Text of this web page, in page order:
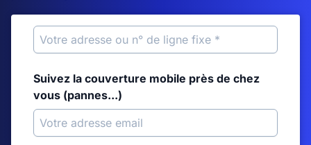
Suivez la couverture mobile près de chez
vous (pannes...)